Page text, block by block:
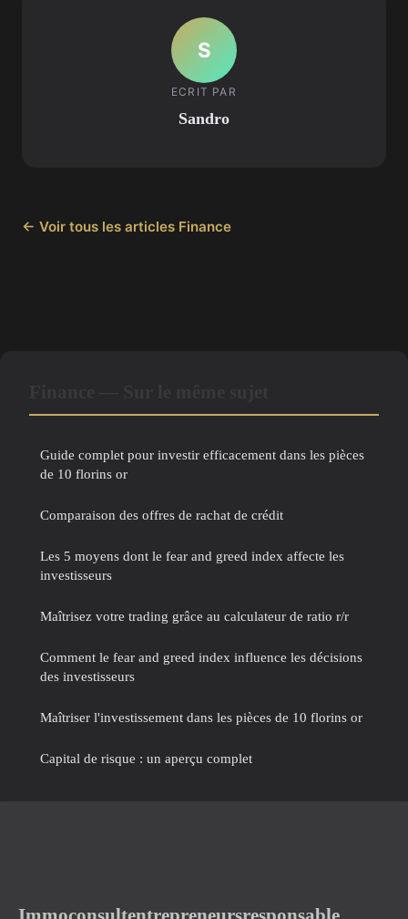
S
ECRIT PAR
Sandro
← Voir tous les articles Finance
Guide complet pour investir efficacement dans les pièces
de 10 florins or
Comparaison des offres de rachat de crédit
Les 5 moyens dont le fear and greed index affecte les
investisseurs
Maîtrisez votre trading grâce au calculateur de ratio r/r
Comment le fear and greed index influence les décisions
des investisseurs
Maîtriser l'investissement dans les pièces de 10 florins or
Capital de risque : un aperçu complet